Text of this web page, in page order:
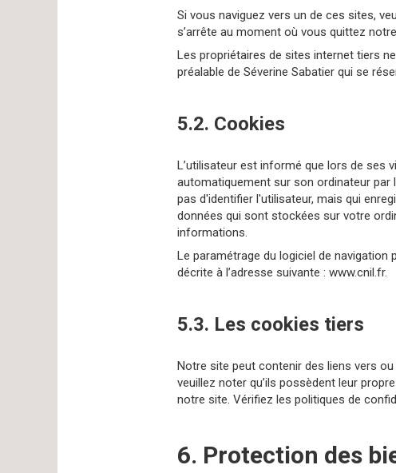
Si vous naviguez vers un de ces sites,
s’arrête au moment où vous quittez
Les propriétaires de sites internet tiers
préalable de Séverine Sabatier qui se
5.2. Cookies
L’utilisateur est informé que lors de ses
automatiquement sur son ordinateur par
pas d'identifier l'utilisateur, mais qui
données qui sont stockées sur votre
informations.
Le paramétrage du logiciel de navigation
décrite à l’adresse suivante : www.cnil.fr.
5.3. Les cookies tiers
Notre site peut contenir des liens vers
veuillez noter qu’ils possèdent leur
notre site. Vérifiez les politiques de
6. Protection des